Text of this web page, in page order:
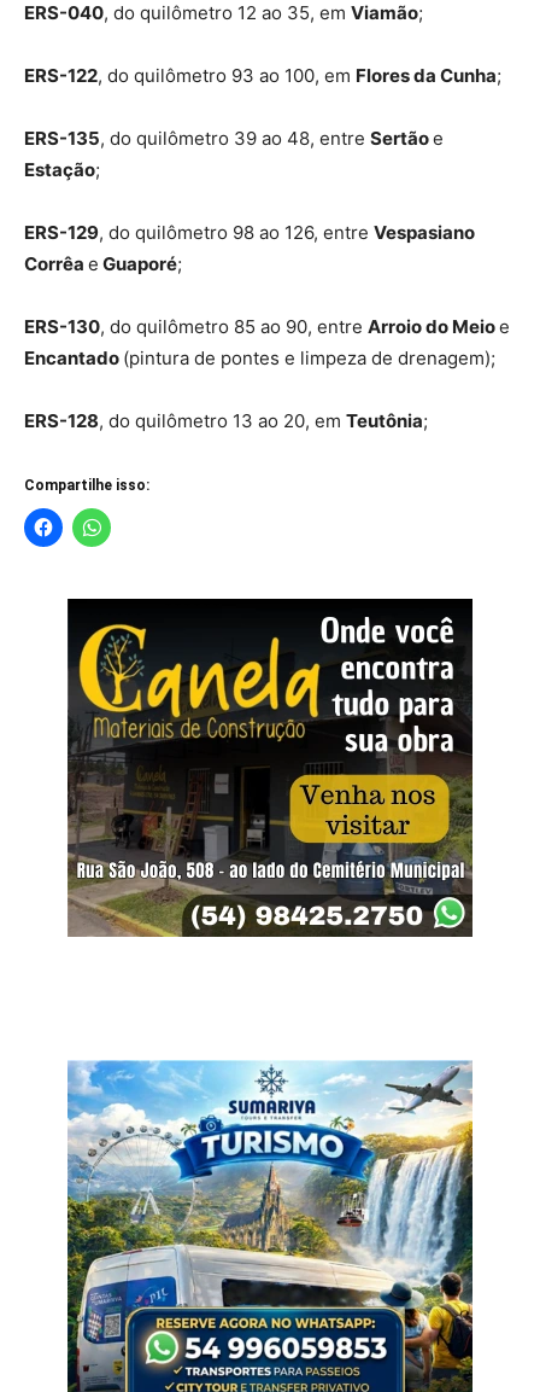
ERS-040, do quilômetro 12 ao 35, em Viamão;
ERS-122, do quilômetro 93 ao 100, em Flores da Cunha;
ERS-135, do quilômetro 39 ao 48, entre Sertãoe
Estação;
ERS-129, do quilômetro 98 ao 126, entre Vespasiano
Corrêa e Guaporé;
ERS-130, do quilômetro 85 ao 90, entre Arroio do Meioe
Encantado (pintura de pontes e limpeza de drenagem);
ERS-128, do quilômetro 13 ao 20, em Teutônia;
Compartilhe isso: